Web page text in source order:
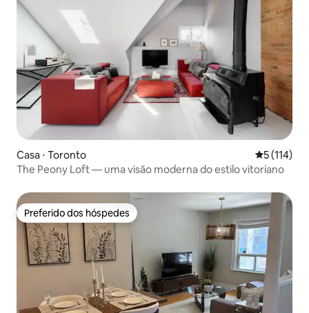
Casa ⋅ Toronto 5 de uma
5 (114)
The Peony Loft — uma visão moderna do estilo vitoriano
Preferido dos hóspedes
Preferido dos hóspedes